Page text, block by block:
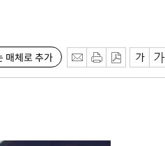
매체로 추가